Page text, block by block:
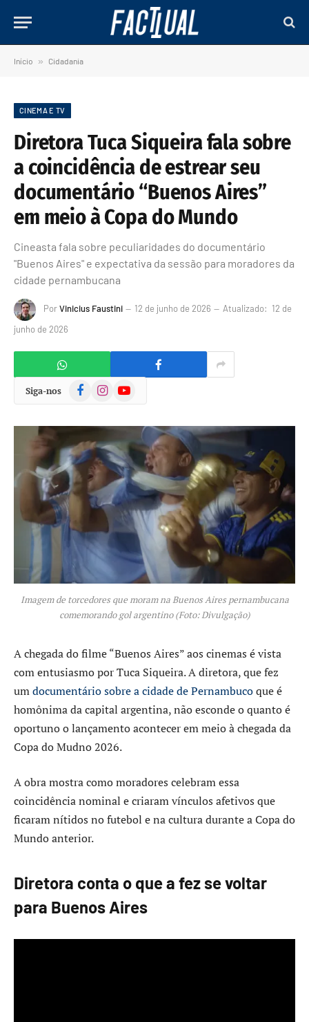
Início » Cidadania
CINEMA E TV
Diretora Tuca Siqueira fala sobre
a coincidência de estrear seu
documentário “Buenos Aires”
em meio à Copa do Mundo
Cineasta fala sobre peculiaridades do documentário
"Buenos Aires" e expectativa da sessão para moradores da
cidade pernambucana
PorVinicius Faustini 12 de junho de 2026 Atualizado: 12 de
junho de 2026
Siga-nos FacebookInstagramYouTube
Imagem de torcedores que moram na Buenos Aires pernambucana
comemorando gol argentino (Foto: Divulgação)
A chegada do filme “Buenos Aires” aos cinemas é vista
com entusiasmo por Tuca Siqueira. A diretora, que fez
umdocumentário sobre a cidade de Pernambucoque é
homônima da capital argentina, não esconde o quanto é
oportuno o lançamento acontecer em meio à chegada da
Copa do Mudno 2026.
A obra mostra como moradores celebram essa
coincidência nominal e criaram vínculos afetivos que
ficaram nítidos no futebol e na cultura durante a Copa do
Mundo anterior.
Diretora conta o que a fez se voltar
para Buenos Aires